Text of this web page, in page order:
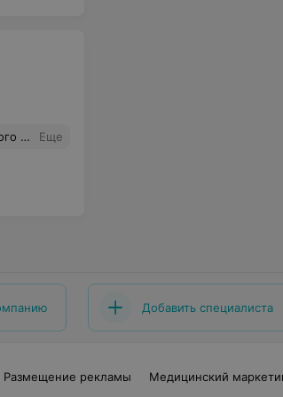
опыт Еще
Добавить специалиста
Размещение рекламы
Медицинский